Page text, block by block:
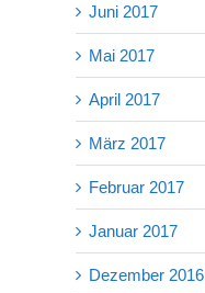
Juni 2017
Mai 2017
April 2017
März 2017
Februar 2017
Januar 2017
Dezember 2016